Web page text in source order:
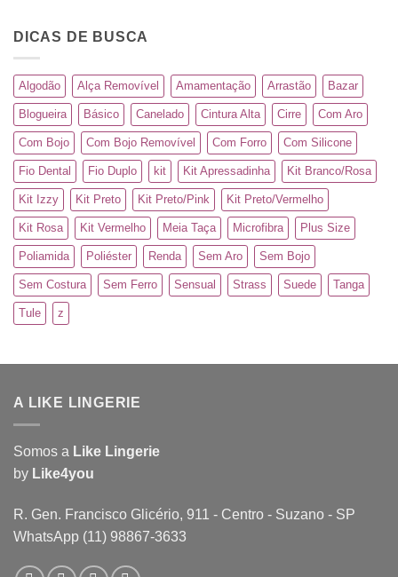
DICAS DE BUSCA
Algodão Alça Removível Amamentação Arrastão Bazar
Blogueira Básico Canelado Cintura Alta Cirre Com Aro
Com Bojo Com Bojo Removível Com Forro Com Silicone
Fio Dental Fio Duplo kit Kit Apressadinha Kit Branco/Rosa
Kit Izzy Kit Preto Kit Preto/Pink Kit Preto/Vermelho
Kit Rosa Kit Vermelho Meia Taça Microfibra Plus Size
Poliamida Poliéster Renda Sem Aro Sem Bojo
Sem Costura Sem Ferro Sensual Strass Suede Tanga
Tule z
A LIKE LINGERIE
Somos a Like Lingerie
by Like4you
R. Gen. Francisco Glicério, 911 - Centro - Suzano - SP
WhatsApp (11) 98867-3633